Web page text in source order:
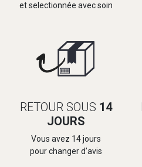
et selectionnée avec soin
RETOUR SOUS 14
JOURS
Vous avez 14 jours
pour changer d’avis